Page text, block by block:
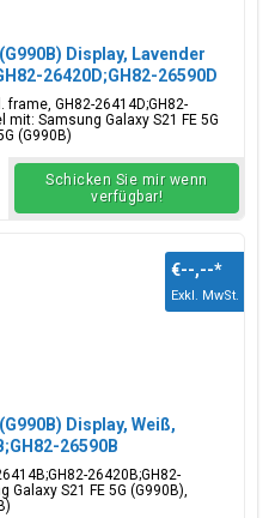
Display, Lavender
26420D;GH82-26590D
frame, GH82-26414D;GH82-
mit: Samsung Galaxy S21 FE 5G
(G990B)
Schicken Sie mir wenn
verfügbar!
Display, Weiß,
26590B
26420B;GH82-
S21 FE 5G (G990B),
€--,--*
Exkl. MwSt.